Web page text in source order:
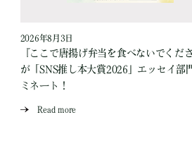
2026年8月3日
『ここで唐揚げ弁当を食べないでくださ
が「SNS推し本大賞2026」エッセイ部
ミネート！
Read more